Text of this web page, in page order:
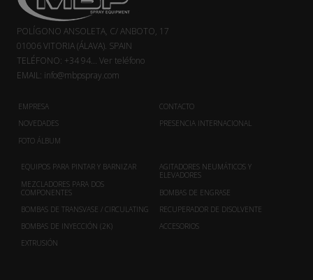
POLÍGONO ANSOLETA, C/ ANBOTO, 17
01006 VITORIA (ÁLAVA). SPAIN
TELÉFONO: +34 94... Ver teléfono
EMAIL: info@mbpspray.com
EMPRESA
NOVEDADES
FOTO ÁLBUM
CONTACTO
PRESENCIA INTERNACIONAL
EQUIPOS PARA PINTAR Y BARNIZAR
MEZCLADORES PARA DOS
COMPONENTES
BOMBAS DE TRANSVASE / CIRCULATING
BOMBAS DE INYECCIÓN (2K)
EXTRUSIÓN
AGITADORES NEUMÁTICOS Y
ELEVADORES
BOMBAS DE ENGRASE
RECUPERADOR DE DISOLVENTE
ACCESORIOS